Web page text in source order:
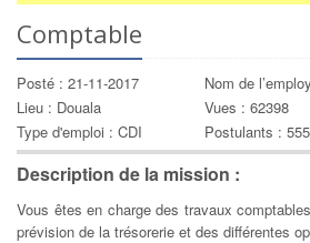
Comptable
Posté : 21-11-2017
Nom de
Lieu : Douala
Vues : 62398
Type d'emploi : CDI
Postulants : 555
Description de la mission :
Vous êtes en charge des travaux
prévision de la trésorerie et des différentes